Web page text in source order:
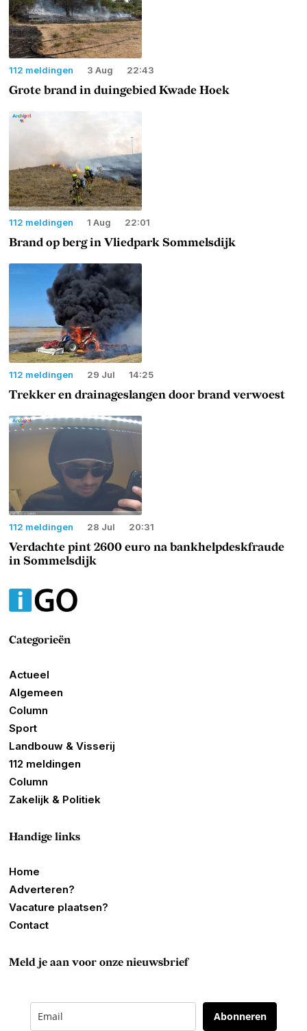
112 meldingen 3 Aug 22:43
Grote brand in duingebied Kwade Hoek
112 meldingen 1 Aug 22:01
Brand op berg in Vliedpark Sommelsdijk
112 meldingen 29 Jul 14:25
Trekker en drainageslangen door brand verwoest
112 meldingen 28 Jul 20:31
Verdachte pint 2600 euro na bankhelpdeskfraude
in Sommelsdijk
Categorieën
Actueel
Algemeen
Column
Sport
Landbouw & Visserij
112 meldingen
Column
Zakelijk & Politiek
Handige links
Home
Adverteren?
Vacature plaatsen?
Contact
Meld je aan voor onze nieuwsbrief
Abonneren